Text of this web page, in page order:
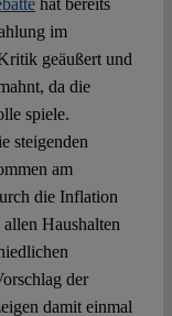
hat bereits
im
geäußert und
da die
spiele.
steigenden
am
die Inflation
Haushalten
der
damit einmal